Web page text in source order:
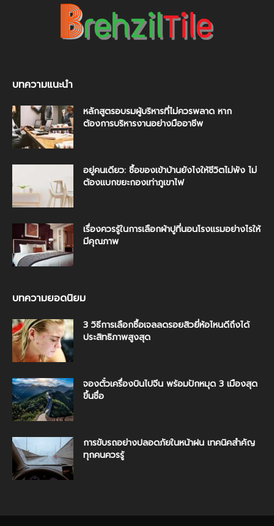
บทความแนะนำ
หลักสูตรอบรมผู้บริหารที่ไม่ควรพลาด หาก
ต้องการบริหารงานอย่างมืออาชีพ
อยู่คนเดียว: ซื้อของเข้าบ้านยังไงให้ชีวิตไม่พัง ไม่
ต้องแบกขยะกองเท่าภูเขาไฟ
เรื่องควรรู้ในการเลือกผ้าปูที่นอนโรงแรมอย่างไรให้
มีคุณภาพ
บทความยอดนิยม
3 วิธีการเลือกซื้อเจลลดรอยสิวยี่ห้อไหนดีถึงได้
ประสิทธิภาพสูงสุด
จองตั๋วเครื่องบินไปจีน พร้อมปักหมุด 3 เมืองสุด
ขึ้นชื่อ
การขับรถอย่างปลอดภัยในหน้าฝน เทคนิคสำคัญ
ทุกคนควรรู้